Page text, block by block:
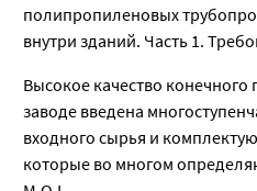
полипропиленовых
внутри зданий. Часть 1.
Высокое качество
заводе введена
входного сырья и
которые во многом